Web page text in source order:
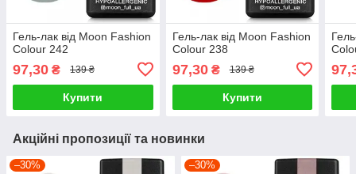
Гель-лак від Moon Fashion
Colour 242
97,30 ₴ 139 ₴
Купити
Гель-лак від Moon Fashion
Colour 238
97,30₴ 139 ₴
Купити
Акційні пропозиції та новинки
–30% –30%